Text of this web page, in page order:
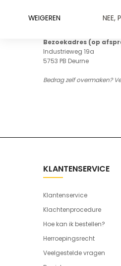
- Via het
- Stuur een e-mail naar
Bezoekadres (op
Industrieweg 19a
5753 PB Deurne
Bedrag zelf overmaken?
KLANTENSERVICE
Klantenservice
Klachtenprocedure
Hoe kan ik bestellen?
Herroepingsrecht
Veelgestelde vragen
WEIGEREN NEE,